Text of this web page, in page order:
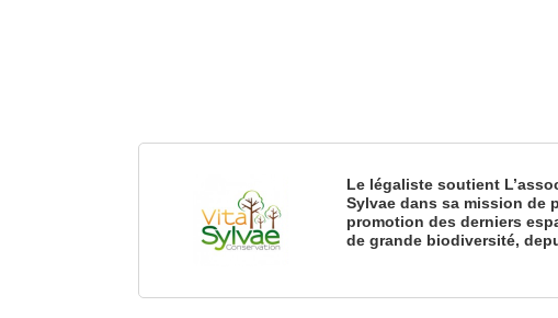
Le légaliste soutient
Sylvae dans sa mission de
promotion des derniers
de grande biodiversité,